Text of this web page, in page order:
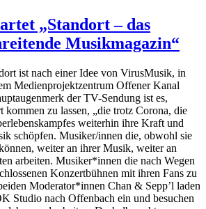
„Standort – das
Musikmagazin“
ist nach einer Idee von VirusMusik, in
Medienprojektzentrum Offener Kanal
der TV-Sendung ist es,
zu lassen, „die trotz Corona, die
weiterhin ihre Kraft und
schöpfen. Musiker/innen die, obwohl sie
weiter an ihrer Musik, weiter an
arbeiten. Musiker*innen die nach Wegen
Konzertbühnen mit ihren Fans zu
Moderator*innen Chan & Sepp’l laden
Studio nach Offenbach ein und besuchen